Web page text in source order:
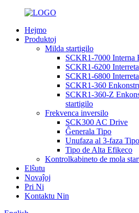
Hejmo
Produktoj
Milda startigilo
SCKR1-7000 Interna
SCKR1-6200
SCKR1-6800
SCKR1-360
SCKR1-360-Z
startigilo
Frekvenca inversilo
SCK300 AC Drive
Ĝenerala Tipo
Unufaza al 3-faza Tipo
Tipo de Alta Efikeco
Kontrolkabineto de mola
Elŝutu
Novaĵoj
Pri Ni
Kontaktu Nin